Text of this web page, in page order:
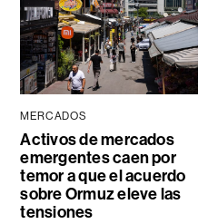
MERCADOS
Activos de mercados
emergentes caen por
temor a que el acuerdo
sobre Ormuz eleve las
tensiones